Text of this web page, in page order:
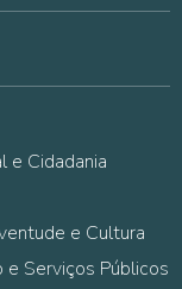
e Cidadania
e Cultura
e Serviços Públicos